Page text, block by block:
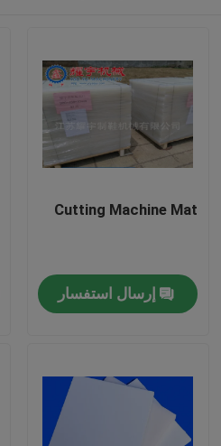
منتجات
معلومات عنا
Cutting Machine Mat
إرسال استفسار